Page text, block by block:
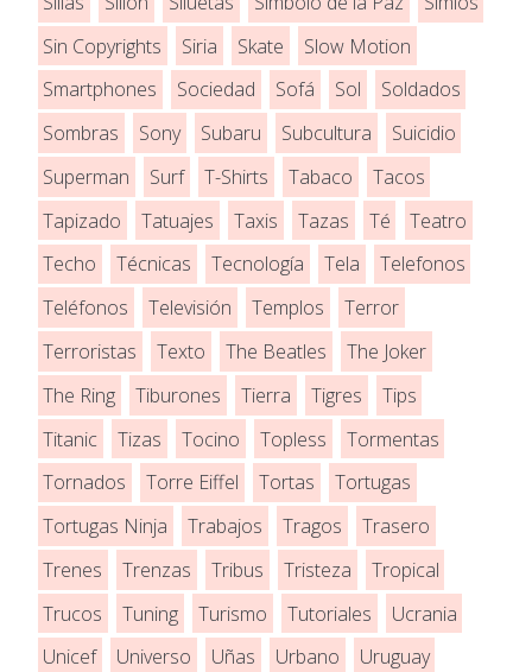
Sin Copyrights
Siria Skate
Slow Motion
Smartphones
Sociedad Sofá Sol
Soldados
Sombras
Sony Subaru Subcultura
Suicidio
Superman
Surf T-Shirts Tabaco
Tacos
Tapizado
Tatuajes Taxis Tazas Té
Teatro
Techo
Técnicas Tecnología Tela
Telefonos
Teléfonos
Televisión Templos
Terror
Terroristas
Texto The Beatles
The Joker
The Ring
Tiburones Tierra Tigres
Tips
Titanic
Tizas Tocino Topless
Tormentas
Tornados
Torre Eiffel Tortas
Tortugas
Tortugas Ninja
Trabajos Tragos
Trasero
Trenes
Trenzas Tribus Tristeza
Tropical
Trucos
Tuning Turismo Tutoriales
Ucrania
Unicef
Universo Uñas Urbano
Uruguay